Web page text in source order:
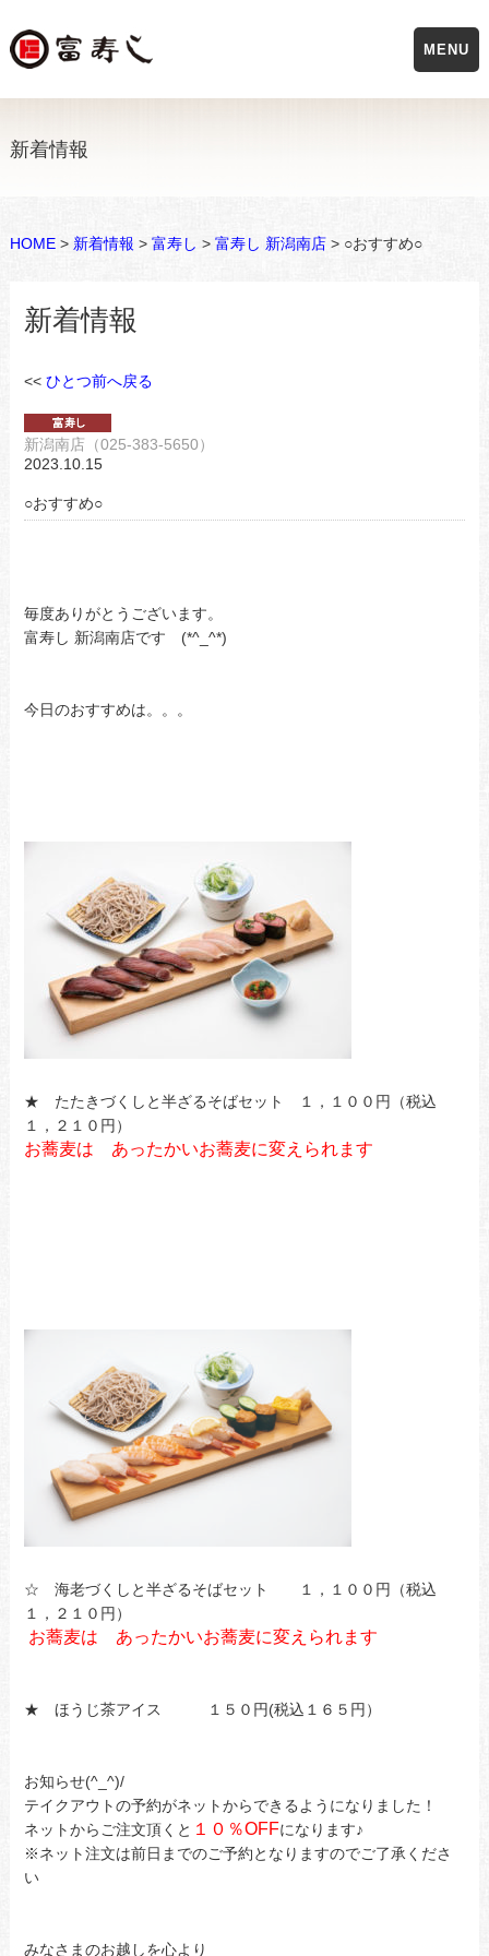
新着情報
HOME> 新着情報 > 富寿し > 富寿し 新潟南店> ○おすすめ○
新着情報
<< ひとつ前へ戻る
新潟南店（025-383-5650）
2023.10.15
○おすすめ○
毎度ありがとうございます。
富寿し 新潟南店です (*^_^*)
今日のおすすめは。。。
★ たたきづくしと半ざるそばセット １，１００円（税込
１，２１０円）
お蕎麦は あったかいお蕎麦に変えられます
☆ 海老づくしと半ざるそばセット １，１００円（税込
１，２１０円）
お蕎麦は あったかいお蕎麦に変えられます
★ ほうじ茶アイス １５０円(税込１６５円）
お知らせ(^_^)/
テイクアウトの予約がネットからできるようになりました！
ネットからご注文頂くと １０％OFFになります♪
※ネット注文は前日までのご予約となりますのでご了承くださ
い
みなさまのお越しを心より
MENU